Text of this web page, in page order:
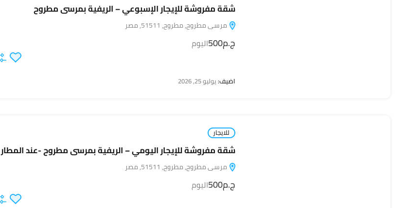
شقة مفروشة للإيجار الإسبوعي – الريفية بمرسى مطروح
مرسى مطروح, مطروح, 51511, مصر
ج.م500 اليوم
اضيف:يوليو 25, 2026
للايجار
شقة مفروشة للإيجار اليومي – الريفية بمرسى مطروح -عند المطار
مرسى مطروح, مطروح, 51511, مصر
ج.م500 اليوم